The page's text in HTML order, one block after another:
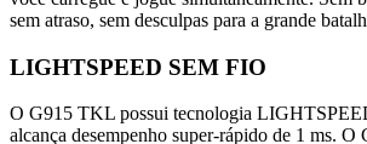
sem atraso, sem desculpas para a grande
LIGHTSPEED SEM FIO
O G915 TKL possui tecnologia
alcança desempenho super-rápido de 1 ms.